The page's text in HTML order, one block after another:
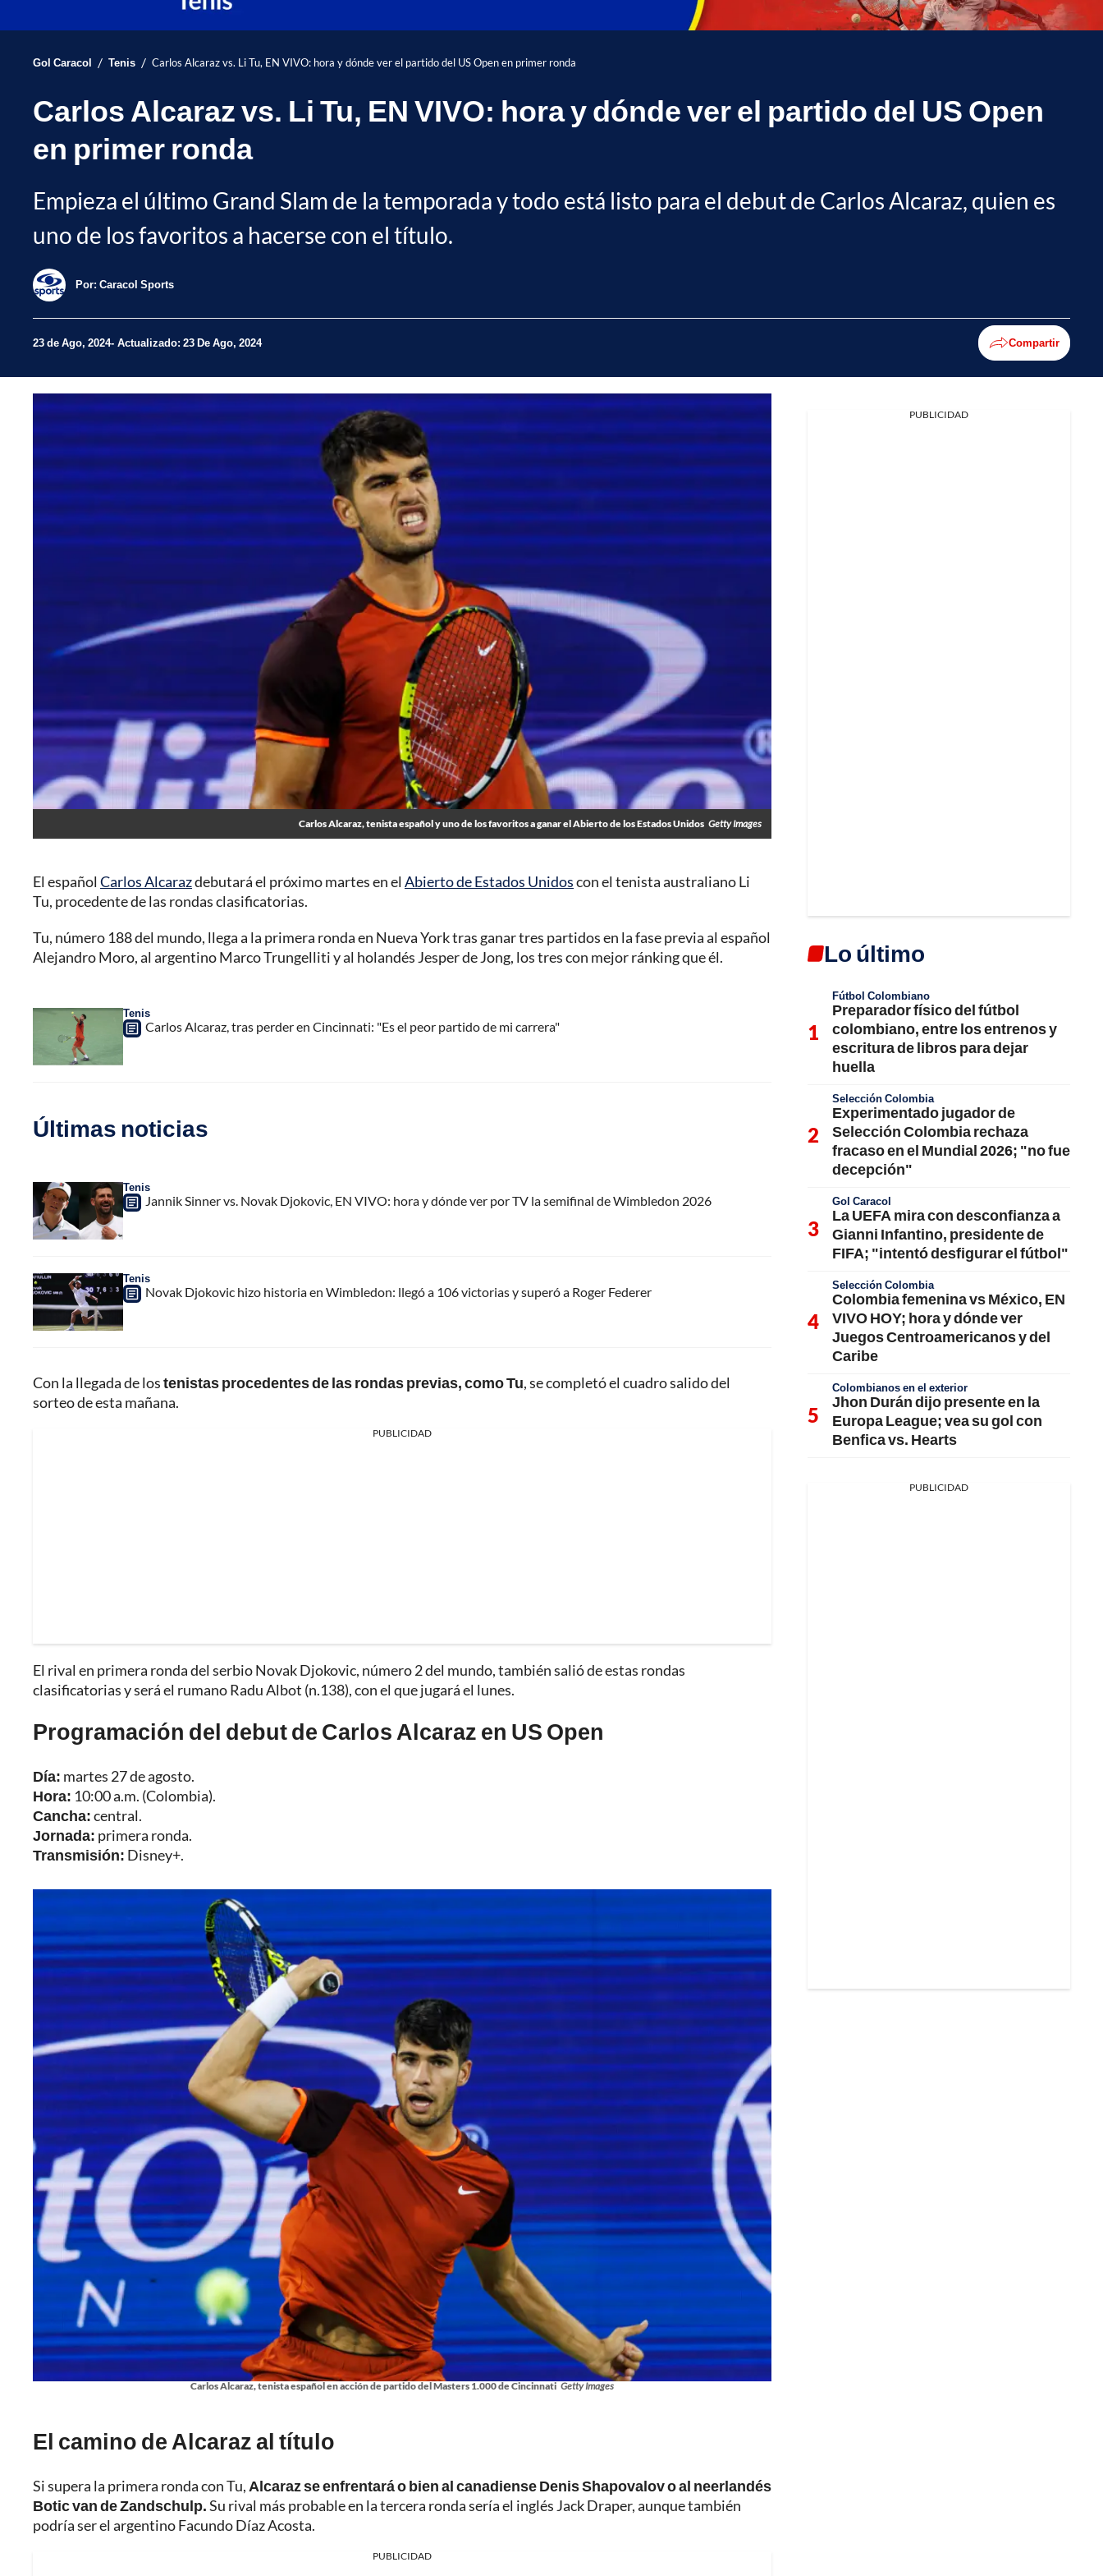
Gol Caracol / Tenis / Carlos Alcaraz vs. Li Tu, EN VIVO: hora y dónde ver el partido del US Open en primer ronda
Carlos Alcaraz vs. Li Tu, EN VIVO: hora y dónde ver el partido del US Open
en primer ronda
Empieza el último Grand Slam de la temporada y todo está listo para el debut de Carlos Alcaraz, quien es
uno de los favoritos a hacerse con el título.
Por: Caracol Sports
23 de Ago, 2024 Actualizado: 23 De Ago, 2024 Compartir
Carlos Alcaraz, tenista español y uno de los favoritos a ganar el Abierto de los Estados Unidos Getty Images
El español Carlos Alcarazdebutará el próximo martes en el Abierto de Estados Unidoscon el tenista australiano Li
Tu, procedente de las rondas clasificatorias.
Tu, número 188 del mundo, llega a la primera ronda en Nueva York tras ganar tres partidos en la fase previa al español
Alejandro Moro, al argentino Marco Trungelliti y al holandés Jesper de Jong, los tres con mejor ránking que él.
Tenis
Carlos Alcaraz, tras perder en Cincinnati: "Es el peor partido de mi carrera"
Últimas noticias
Tenis
Jannik Sinner vs. Novak Djokovic, EN VIVO: hora y dónde ver por TV la semifinal de Wimbledon 2026
Tenis
Novak Djokovic hizo historia en Wimbledon: llegó a 106 victorias y superó a Roger Federer
Con la llegada de lostenistas procedentes de las rondas previas, como Tu, se completó el cuadro salido del
sorteo de esta mañana.
PUBLICIDAD
El rival en primera ronda del serbio Novak Djokovic, número 2 del mundo, también salió de estas rondas
clasificatorias y será el rumano Radu Albot (n.138), con el que jugará el lunes.
Programación del debut de Carlos Alcaraz en US Open
Día: martes 27 de agosto.
Hora: 10:00 a.m. (Colombia).
Cancha:central.
Jornada: primera ronda.
Transmisión: Disney+.
Carlos Alcaraz, tenista español en acción de partido del Masters 1.000 de Cincinnati Getty Images
El camino de Alcaraz al título
Si supera la primera ronda con Tu, Alcaraz se enfrentará o bien al canadiense Denis Shapovalov o al neerlandés
Botic van de Zandschulp.Su rival más probable en la tercera ronda sería el inglés Jack Draper, aunque también
podría ser el argentino Facundo Díaz Acosta.
PUBLICIDAD
PUBLICIDAD
Lo último
Fútbol Colombiano
Preparador físico del fútbol
colombiano, entre los entrenos y
escritura de libros para dejar
huella
Selección Colombia
Experimentado jugador de
Selección Colombia rechaza
fracaso en el Mundial 2026; "no fue
decepción"
Gol Caracol
La UEFA mira con desconfianza a
Gianni Infantino, presidente de
FIFA; "intentó desfigurar el fútbol"
Selección Colombia
Colombia femenina vs México, EN
VIVO HOY; hora y dónde ver
Juegos Centroamericanos y del
Caribe
Colombianos en el exterior
Jhon Durán dijo presente en la
Europa League; vea su gol con
Benfica vs. Hearts
PUBLICIDAD